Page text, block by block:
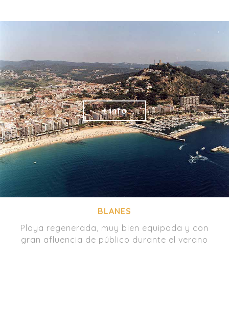
BLANES
Playa regenerada, muy bien equipada y con
gran afluencia de público durante el verano